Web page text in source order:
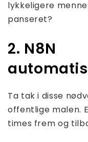
lykkeligere
panseret?
2. N8N
Ta tak i disse
offentlige malen.
times frem og